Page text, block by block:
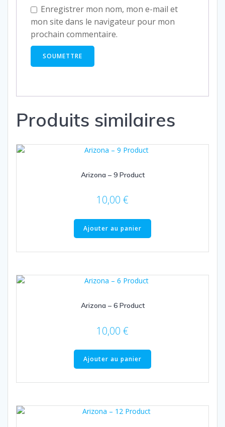
Enregistrer mon nom, mon e-mail et
mon site dans le navigateur pour mon
prochain commentaire.
Produits similaires
Arizona – 9 Product
10,00 €
Ajouter au panier
Arizona – 6 Product
10,00 €
Ajouter au panier